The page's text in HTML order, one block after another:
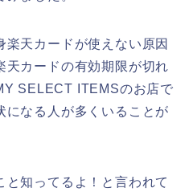
天カードが使えない原因
天カードの有効期限が切れ
SELECT ITEMSのお店で
になる人が多くいることが
と知ってるよ！と言われて